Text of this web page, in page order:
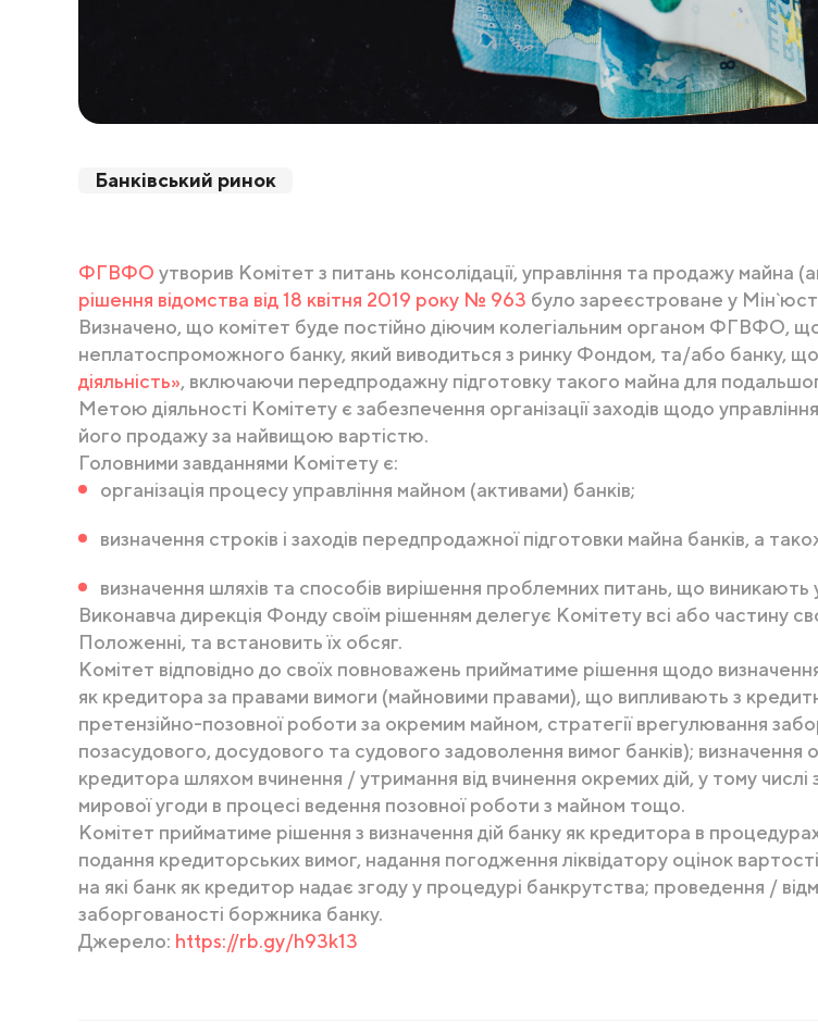
Банківський ринок
ФГВФО утворив Комітет з питань консолідації, управління та продажу майна
рішення відомства від 18 квітня 2019 року № 963 було зареєстроване у
Визначено, що комітет буде постійно діючим колегіальним органом ФГВФО, що
неплатоспроможного банку, який виводиться з ринку Фондом, та/або банку, що
діяльність», включаючи передпродажну підготовку такого майна для
Метою діяльності Комітету є забезпечення організації заходів щодо
його продажу за найвищою вартістю.
Головними завданнями Комітету є:
організація процесу управління майном (активами) банків;
визначення строків і заходів передпродажної підготовки майна банків, а
визначення шляхів та способів вирішення проблемних питань, що
Виконавча дирекція Фонду своїм рішенням делегує Комітету всі або частину
Положенні, та встановить їх обсяг.
Комітет відповідно до своїх повноважень прийматиме рішення щодо
як кредитора за правами вимоги (майновими правами), що випливають з
претензійно-позовної роботи за окремим майном, стратегії врегулювання
позасудового, досудового та судового задоволення вимог банків);
кредитора шляхом вчинення / утримання від вчинення окремих дій, у тому
мирової угоди в процесі ведення позовної роботи з майном тощо.
Комітет прийматиме рішення з визначення дій банку як кредитора в
подання кредиторських вимог, надання погодження ліквідатору оцінок
на які банк як кредитор надає згоду у процедурі банкрутства; проведення /
заборгованості боржника банку.
Джерело: https://rb.gy/h93k13